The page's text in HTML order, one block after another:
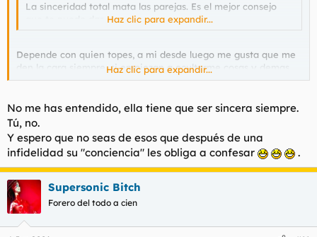
La sinceridad total mata las parejas. Es el mejor consejo
Haz clic para expandir...
Depende con quien topes, a mi desde luego me gusta que me
den la cara siempre, si empiezan a ocultarme cosas y demas,
me acaba tocando los huevos.
Y generalmente se va todo a la mierda, pero en fin, cada uno
tiene su forma de pensar.
Haz clic para expandir...
No me has entendido, ella tiene que ser sincera siempre.
Tú, no.
Y espero que no seas de esos que después de una
infidelidad su "conciencia" les obliga a confesar
.
Supersonic Bitch
Forero del todo a cien